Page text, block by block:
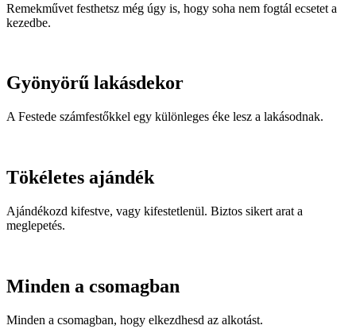
Remekművet festhetsz még úgy is, hogy soha nem fogtál ecsetet a
kezedbe.
Gyönyörű lakásdekor
A Festede számfestőkkel egy különleges éke lesz a lakásodnak.
Tökéletes ajándék
Ajándékozd kifestve, vagy kifestetlenül. Biztos sikert arat a
meglepetés.
Minden a csomagban
Minden a csomagban, hogy elkezdhesd az alkotást.